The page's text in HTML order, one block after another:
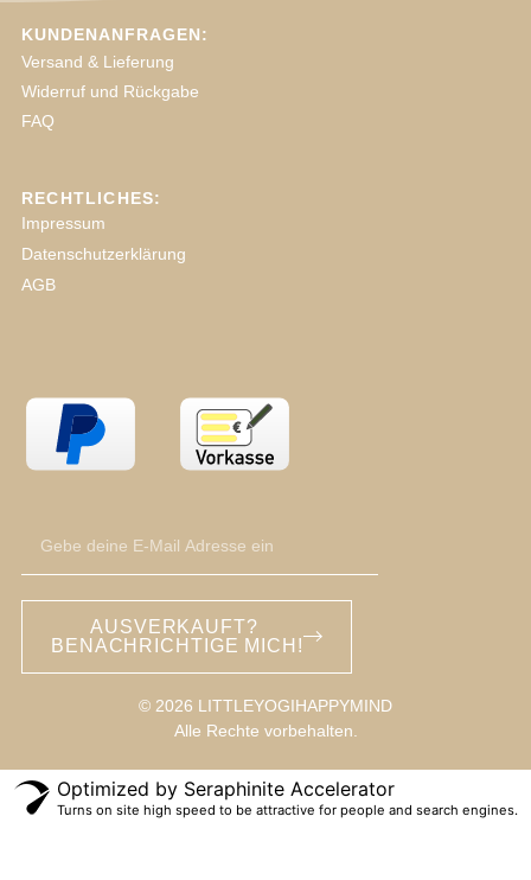
KUNDENANFRAGEN:
Versand & Lieferung
Widerruf und Rückgabe
FAQ
RECHTLICHES:
Impressum
Datenschutzerklärung
AGB
AUSVERKAUFT?
BENACHRICHTIGE MICH!
© 2026 LITTLEYOGIHAPPYMIND
Alle Rechte vorbehalten.
Optimized by Seraphinite Accelerator
Turns on site high speed to be attractive for people and search engines.